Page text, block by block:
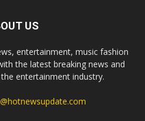
US
entertainment, music fashion
the latest breaking news and
entertainment industry.